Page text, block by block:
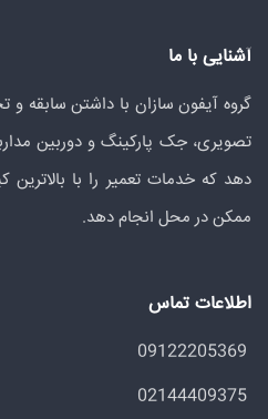
آشنایی با ما
گروه آیفون سازان با داشتن سابقه و
تصویری، جک پارکینگ و دوربین
دهد که خدمات تعمیر را با
ممکن در محل انجام دهد.
اطلاعات تماس